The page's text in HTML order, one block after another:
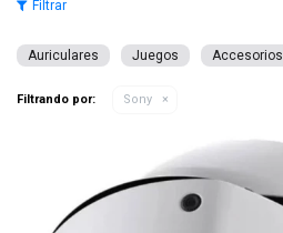
Auriculares Juegos Accesorios
Filtrando por: Sony